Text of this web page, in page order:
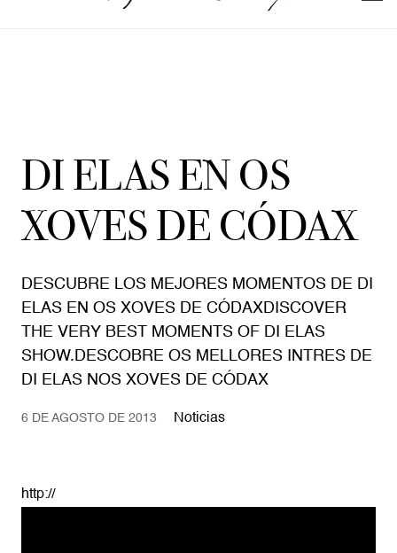
DI ELAS EN OS
XOVES DE CÓDAX
DESCUBRE LOS MEJORES MOMENTOS DE DI
ELAS EN OS XOVES DE CÓDAXDISCOVER
THE VERY BEST MOMENTS OF DI ELAS
SHOW.DESCOBRE OS MELLORES INTRES DE
DI ELAS NOS XOVES DE CÓDAX
6 DE AGOSTO DE 2013 Noticias
http://